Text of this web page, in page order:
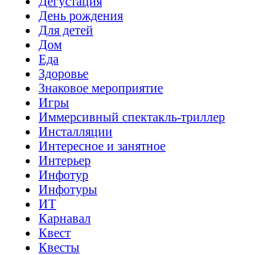
День рождения
Для детей
Дом
Еда
Здоровье
Знаковое мероприятие
Игры
Иммерсивный спектакль-триллер
Инсталляции
Интересное и занятное
Интерьер
Инфотур
Инфотуры
ИТ
Карнавал
Квест
Квесты